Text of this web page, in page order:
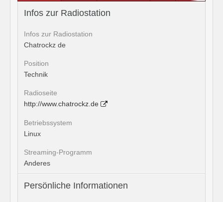
Infos zur Radiostation
Infos zur Radiostation
Chatrockz de
Position
Technik
Radioseite
http://www.chatrockz.de
Betriebssystem
Linux
Streaming-Programm
Anderes
Persönliche Informationen